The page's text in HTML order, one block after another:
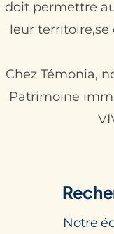
doit permettre
leur
Chez Témonia,
Patrimoine
Notre